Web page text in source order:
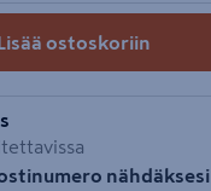
ostoskoriin
nähdäksesi